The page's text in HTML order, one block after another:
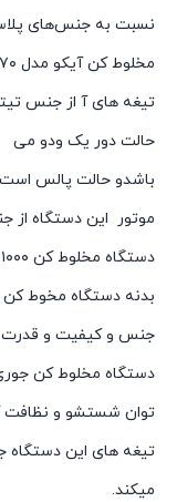
نسبت به جنس‌های
تیغه های آ از جنس
حالت دور یک ودو می
باشدو حالت پالس
موتور این دستگاه
دستگاه مخلوط کن ۲۱۰۰۰ دور در دقیقه می باشد .
بدنه دستگاه مخوط
جنس و کیفیت و قدرت
دستگاه مخلوط کن
توان شستشو و نظافت
تیغه های این دستگاه
میکند.